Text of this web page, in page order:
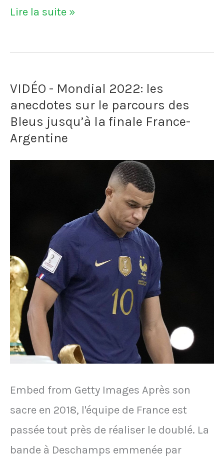
Les
roumains
Politehnica
se
trompent
en
Ukraine
Lire la suite »
VIDÉO - Mondial 2022: les
anecdotes sur le parcours des
Bleus jusqu’à la finale France-
Argentine
Embed from Getty Images Après son
sacre en 2018, l'équipe de France est
passée tout près de réaliser le doublé. La
bande à Deschamps emmenée par